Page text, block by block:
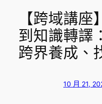
【跨域講
到知識轉譯
跨界養成、
10 月 21,